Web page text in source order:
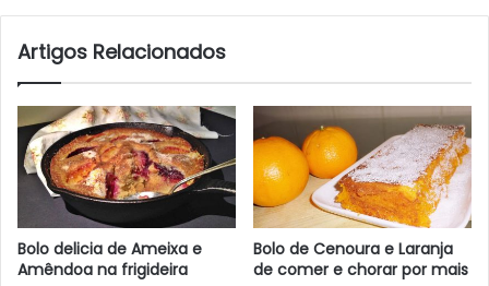
Artigos Relacionados
Bolo delicia de Ameixa e
Amêndoa na frigideira
Bolo de Cenoura e Laranja
de comer e chorar por mais